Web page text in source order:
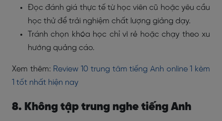
Đọc đánh giá thực tế từ học viên cũ hoặc yêu cầu
học thử để trải nghiệm chất lượng giảng dạy.
Tránh chọn khóa học chỉ vì rẻ hoặc chạy theo xu
hướng quảng cáo.
Xem thêm: Review 10 trung tâm tiếng Anh online 1 kèm
1 tốt nhất hiện nay
8. Không tập trung nghe tiếng Anh